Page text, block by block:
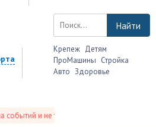
и не только это.
Найти
Крепеж Детям
ПроМашины Стройка
Авто Здоровье